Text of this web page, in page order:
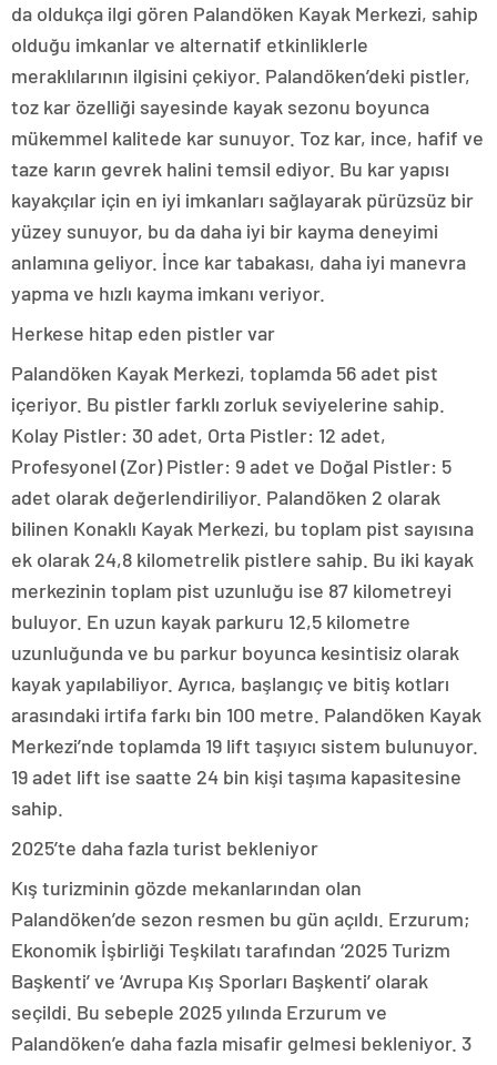
da oldukça ilgi gören Palandöken Kayak Merkezi, sahip
olduğu imkanlar ve alternatif etkinliklerle
meraklılarının ilgisini çekiyor. Palandöken’deki pistler,
toz kar özelliği sayesinde kayak sezonu boyunca
mükemmel kalitede kar sunuyor. Toz kar, ince, hafif ve
taze karın gevrek halini temsil ediyor. Bu kar yapısı
kayakçılar için en iyi imkanları sağlayarak pürüzsüz bir
yüzey sunuyor, bu da daha iyi bir kayma deneyimi
anlamına geliyor. İnce kar tabakası, daha iyi manevra
yapma ve hızlı kayma imkanı veriyor.
Herkese hitap eden pistler var
Palandöken Kayak Merkezi, toplamda 56 adet pist
içeriyor. Bu pistler farklı zorluk seviyelerine sahip.
Kolay Pistler: 30 adet, Orta Pistler: 12 adet,
Profesyonel (Zor) Pistler: 9 adet ve Doğal Pistler: 5
adet olarak değerlendiriliyor. Palandöken 2 olarak
bilinen Konaklı Kayak Merkezi, bu toplam pist sayısına
ek olarak 24,8 kilometrelik pistlere sahip. Bu iki kayak
merkezinin toplam pist uzunluğu ise 87 kilometreyi
buluyor. En uzun kayak parkuru 12,5 kilometre
uzunluğunda ve bu parkur boyunca kesintisiz olarak
kayak yapılabiliyor. Ayrıca, başlangıç ve bitiş kotları
arasındaki irtifa farkı bin 100 metre. Palandöken Kayak
Merkezi’nde toplamda 19 lift taşıyıcı sistem bulunuyor.
19 adet lift ise saatte 24 bin kişi taşıma kapasitesine
sahip.
2025’te daha fazla turist bekleniyor
Kış turizminin gözde mekanlarından olan
Palandöken’de sezon resmen bu gün açıldı. Erzurum;
Ekonomik İşbirliği Teşkilatı tarafından ‘2025 Turizm
Başkenti’ ve ‘Avrupa Kış Sporları Başkenti’ olarak
seçildi. Bu sebeple 2025 yılında Erzurum ve
Palandöken’e daha fazla misafir gelmesi bekleniyor. 3